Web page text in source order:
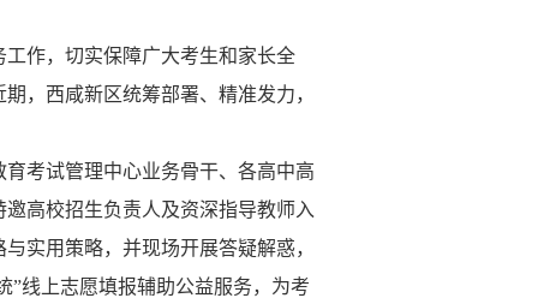
作，切实保障广大考生和家长全
，西咸新区统筹部署、精准发力，
考试管理中心业务骨干、各高中高
高校招生负责人及资深指导教师入
实用策略，并现场开展答疑解惑，
”线上志愿填报辅助公益服务，为考